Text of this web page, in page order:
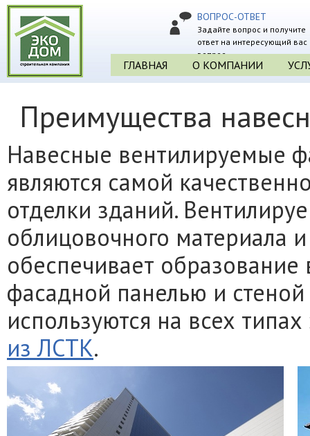
ВОПРОС-ОТВЕТ
Задайте вопрос и получите
ответ на интересующий вас
вопрос
ГЛАВНАЯ О КОМПАНИИ
Преимущества
Навесные вентилируемые
являются самой
отделки зданий.
облицовочного материала
обеспечивает
фасадной панелью и
используются на всех
из ЛСТК.